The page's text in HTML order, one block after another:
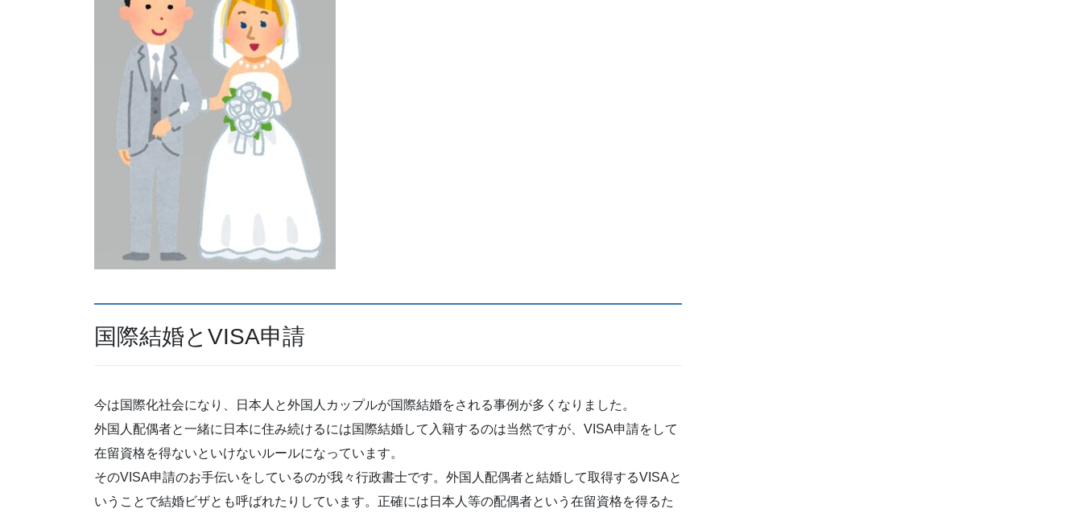
国際結婚とVISA申請
今は国際化社会になり、日本人と外国人カップルが国際結婚をされる事例が多くなりました。
外国人配偶者と一緒に日本に住み続けるには国際結婚して入籍するのは当然ですが、VISA申請をして
在留資格を得ないといけないルールになっています。
そのVISA申請のお手伝いをしているのが我々行政書士です。外国人配偶者と結婚して取得するVISAと
いうことで結婚ビザとも呼ばれたりしています。正確には日本人等の配偶者という在留資格を得るた